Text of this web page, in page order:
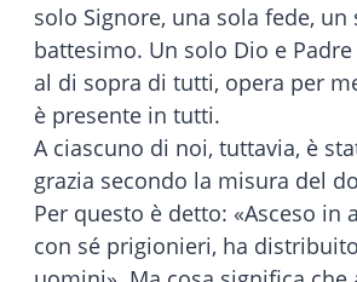
solo Signore, una sola fede, un
battesimo. Un solo Dio e
al di sopra di tutti, opera per
è presente in tutti.
A ciascuno di noi, tuttavia, è
grazia secondo la misura del
Per questo è detto: «Asceso in
con sé prigionieri, ha